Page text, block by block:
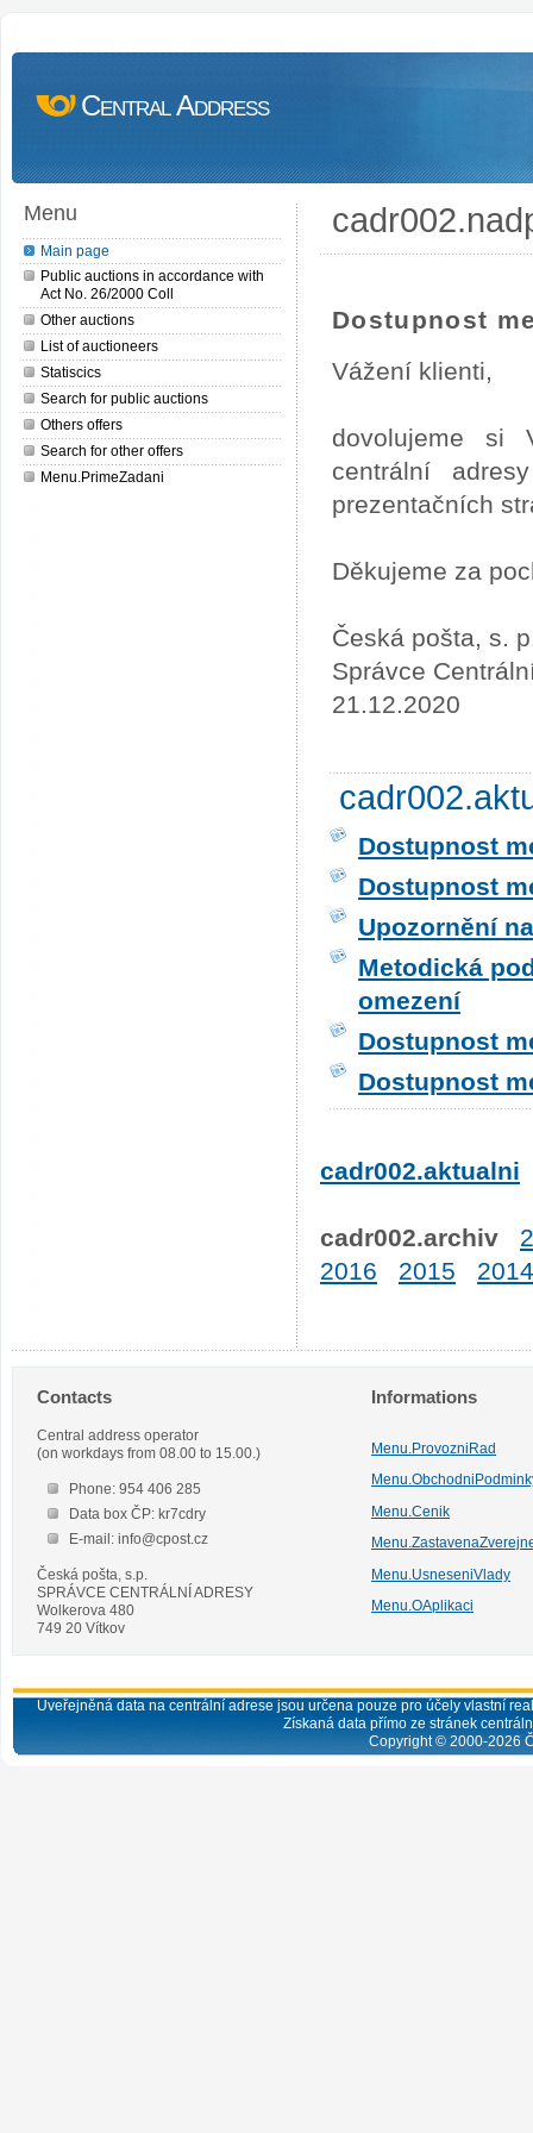
Central Address
Menu
Main page
Public auctions in accordance with
Act No. 26/2000 Coll
Other auctions
List of auctioneers
Statiscics
Search for public auctions
Others offers
Search for other offers
Menu.PrimeZadani
Dostupnost
Vážení klienti,
dovolujeme si
centrální
prezentačních
Děkujeme za
Česká pošta, s.
Správce
21.12.2020
Dostupnost
Dostupnost
Upozornění
Metodická
omezení
Dostupnost
Dostupnost
cadr002.aktualni
cadr002.archiv
2016
2015 2014
Contacts
Central address operator
(on workdays from 08.00 to 15.00.)
Phone: 954 406 285
Data box ČP: kr7cdry
E-mail: info@cpost.cz
Česká pošta, s.p.
SPRÁVCE CENTRÁLNÍ ADRESY
Wolkerova 480
749 20 Vítkov
Informations
Menu.ProvozniRad
Menu.Cenik
Menu.UsneseniVlady
Menu.OAplikaci
Uveřejněná data na centrální adrese jsou určena pouze pro účely vlastní
Získaná data přímo ze stránek
Copyright © 2000-2026